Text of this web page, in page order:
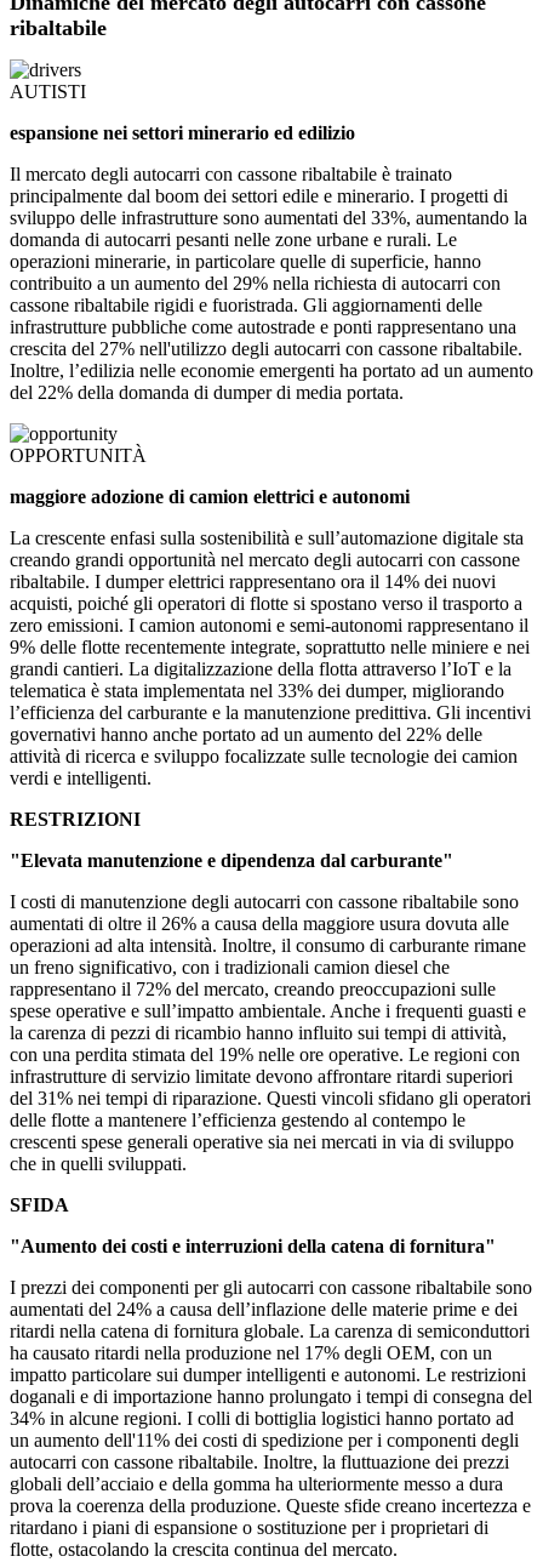
ribaltabile
AUTISTI
espansione nei settori minerario ed edilizio
Il mercato degli autocarri con cassone ribaltabile è trainato
principalmente dal boom dei settori edile e minerario. I progetti di
sviluppo delle infrastrutture sono aumentati del 33%, aumentando la
domanda di autocarri pesanti nelle zone urbane e rurali. Le
operazioni minerarie, in particolare quelle di superficie, hanno
contribuito a un aumento del 29% nella richiesta di autocarri con
cassone ribaltabile rigidi e fuoristrada. Gli aggiornamenti delle
infrastrutture pubbliche come autostrade e ponti rappresentano una
crescita del 27% nell'utilizzo degli autocarri con cassone ribaltabile.
Inoltre, l’edilizia nelle economie emergenti ha portato ad un aumento
del 22% della domanda di dumper di media portata.
OPPORTUNITÀ
maggiore adozione di camion elettrici e autonomi
La crescente enfasi sulla sostenibilità e sull’automazione digitale sta
creando grandi opportunità nel mercato degli autocarri con cassone
ribaltabile. I dumper elettrici rappresentano ora il 14% dei nuovi
acquisti, poiché gli operatori di flotte si spostano verso il trasporto a
zero emissioni. I camion autonomi e semi-autonomi rappresentano il
9% delle flotte recentemente integrate, soprattutto nelle miniere e nei
grandi cantieri. La digitalizzazione della flotta attraverso l’IoT e la
telematica è stata implementata nel 33% dei dumper, migliorando
l’efficienza del carburante e la manutenzione predittiva. Gli incentivi
governativi hanno anche portato ad un aumento del 22% delle
attività di ricerca e sviluppo focalizzate sulle tecnologie dei camion
verdi e intelligenti.
RESTRIZIONI
"Elevata manutenzione e dipendenza dal carburante"
I costi di manutenzione degli autocarri con cassone ribaltabile sono
aumentati di oltre il 26% a causa della maggiore usura dovuta alle
operazioni ad alta intensità. Inoltre, il consumo di carburante rimane
un freno significativo, con i tradizionali camion diesel che
rappresentano il 72% del mercato, creando preoccupazioni sulle
spese operative e sull’impatto ambientale. Anche i frequenti guasti e
la carenza di pezzi di ricambio hanno influito sui tempi di attività,
con una perdita stimata del 19% nelle ore operative. Le regioni con
infrastrutture di servizio limitate devono affrontare ritardi superiori
del 31% nei tempi di riparazione. Questi vincoli sfidano gli operatori
delle flotte a mantenere l’efficienza gestendo al contempo le
crescenti spese generali operative sia nei mercati in via di sviluppo
che in quelli sviluppati.
SFIDA
"Aumento dei costi e interruzioni della catena di fornitura"
I prezzi dei componenti per gli autocarri con cassone ribaltabile sono
aumentati del 24% a causa dell’inflazione delle materie prime e dei
ritardi nella catena di fornitura globale. La carenza di semiconduttori
ha causato ritardi nella produzione nel 17% degli OEM, con un
impatto particolare sui dumper intelligenti e autonomi. Le restrizioni
doganali e di importazione hanno prolungato i tempi di consegna del
34% in alcune regioni. I colli di bottiglia logistici hanno portato ad
un aumento dell'11% dei costi di spedizione per i componenti degli
autocarri con cassone ribaltabile. Inoltre, la fluttuazione dei prezzi
globali dell’acciaio e della gomma ha ulteriormente messo a dura
prova la coerenza della produzione. Queste sfide creano incertezza e
ritardano i piani di espansione o sostituzione per i proprietari di
flotte, ostacolando la crescita continua del mercato.